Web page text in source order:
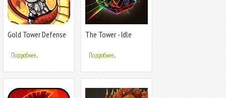
Gold Tower Defense
Подробнее...
The Tower - Idle
Подробнее...